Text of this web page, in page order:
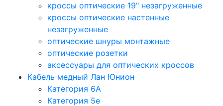
кроссы оптические 19" незагруженные
кроссы оптические настенные
незагруженные
оптические шнуры монтажные
оптические розетки
аксессуары для оптических кроссов
Кабель медный Лан Юнион
Категория 6A
Категория 5e